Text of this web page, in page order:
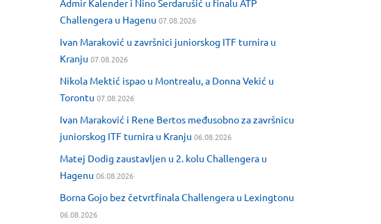
Admir Kalender i Nino Serdarušić u finalu ATP
Challengera u Hagenu 07.08.2026
Ivan Maraković u završnici juniorskog ITF turnira u
Kranju 07.08.2026
Nikola Mektić ispao u Montrealu, a Donna Vekić u
Torontu 07.08.2026
Ivan Maraković i Rene Bertos međusobno za završnicu
juniorskog ITF turnira u Kranju 06.08.2026
Matej Dodig zaustavljen u 2. kolu Challengera u
Hagenu 06.08.2026
Borna Gojo bez četvrtfinala Challengera u Lexingtonu
06.08.2026